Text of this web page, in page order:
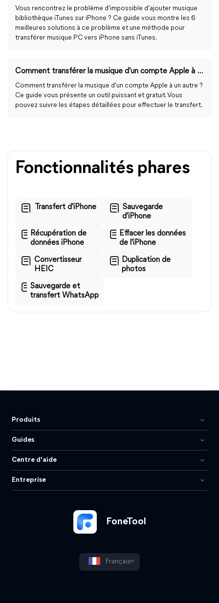
Vous rencontrez le problème d'impossible d'ajouter musique
bibliothèque iTunes sur iPhone ? Ce guide vous montre les 6
meilleures solutions à ce problème et une méthode pour
transférer musique PC vers iPhone sans iTunes.
Comment transférer la musique d'un compte Apple à un autre ?
Comment transférer la musique d'un compte Apple à un autre ?
Ce guide vous présente un outil puissant et gratuit. Vous
pouvez suivre les étapes détaillées pour effectuer le transfert.
Fonctionnalités phares
Transfert d'iPhone
Sauvegarde
d'iPhone
Récupération de
données iPhone
Effacer les données
de l'iPhone
Convertisseur
HEIC
Duplication de
photos
Sauvegarde et
transfert WhatsApp
FoneTool
Français
Produits
Guides
Centre d'aide
Entreprise